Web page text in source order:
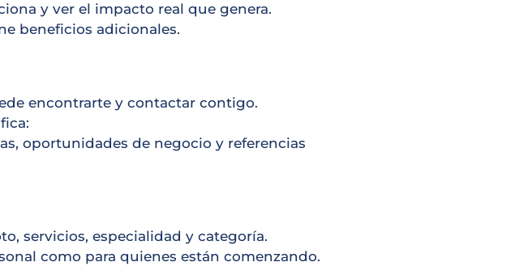
y ver el impacto real que genera.
beneficios adicionales.
encontrarte y contactar contigo.
oportunidades de negocio y referencias
servicios, especialidad y categoría.
como para quienes están comenzando.